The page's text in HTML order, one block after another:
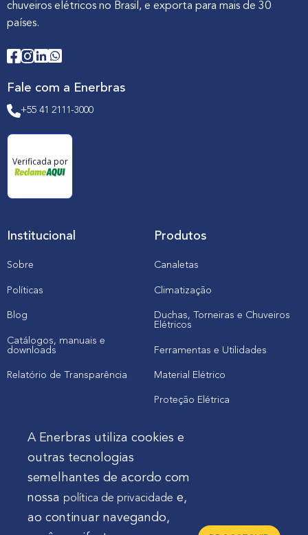
chuveiros elétricos no Brasil, e exporta para mais de 30
países.
Fale com a Enerbras
+55 41 2111-3000
Verificada por
Institucional
Sobre
Políticas
Blog
Catálogos, manuais e
downloads
Relatório de Transparência
Produtos
Canaletas
Climatização
Duchas, Torneiras e Chuveiros
Elétricos
Ferramentas e Utilidades
Material Elétrico
Proteção Elétrica
Cliente
Onde comprar produtos
Quero Enerbras na minha loja
A Enerbras utiliza cookies e
outras tecnologias
semelhantes de acordo com
nossa política de privacidade e,
ao continuar navegando,